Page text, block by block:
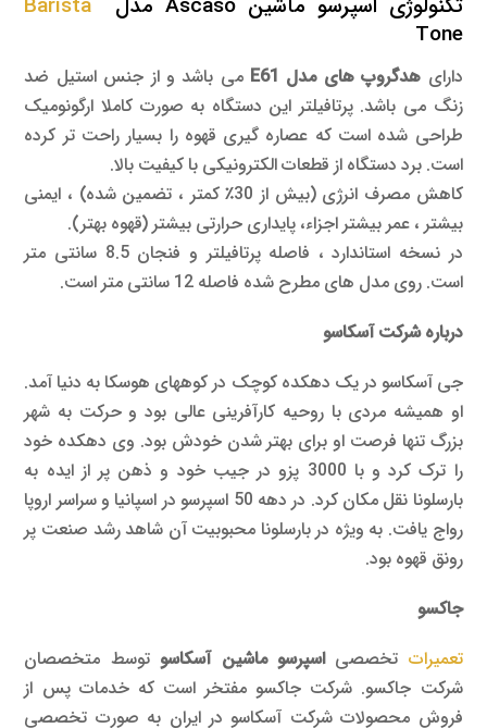
تکنولوژی اسپرسو ماشین Ascaso مدل
Barista
Tone
دارای هدگروپ های مدل E61
می باشد و از جنس استیل ضد
زنگ می باشد. پرتافیلتر این دستگاه به صورت کاملا ارگونومیک
طراحی شده است که عصاره گیری قهوه را بسیار راحت تر کرده
است. برد دستگاه از قطعات الکترونیکی با کیفیت بالا.
کاهش مصرف انرژی (بیش از 30٪ کمتر ، تضمین شده) ، ایمنی
بیشتر ، عمر بیشتر اجزاء، پایداری حرارتی بیشتر (قهوه بهتر).
در نسخه استاندارد ، فاصله پرتافیلتر و فنجان 8.5 سانتی متر
است. روی مدل های مطرح شده فاصله 12 سانتی متر است.
درباره شرکت آسکاسو
جی آسکاسو در یک دهکده کوچک در کوههای هوسکا به دنیا آمد.
او همیشه مردی با روحیه کارآفرینی عالی بود و حرکت به شهر
بزرگ تنها فرصت او برای بهتر شدن خودش بود. وی دهکده خود
را ترک کرد و با 3000 پزو در جیب خود و ذهن پر از ایده به
بارسلونا نقل مکان کرد. در دهه 50 اسپرسو در اسپانیا و سراسر اروپا
رواج یافت. به ویژه در بارسلونا محبوبیت آن شاهد رشد صنعت پر
رونق قهوه بود.
جاکسو
تعمیرات تخصصیاسپرسو ماشین آسکاسو توسط متخصصان
شرکت جاکسو. شرکت جاکسو مفتخر است که خدمات پس از
فروش محصولات شرکت آسکاسو در ایران به صورت تخصصی